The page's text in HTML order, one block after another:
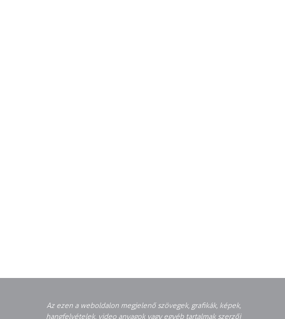
Az ezen a weboldalon megjelenő szövegek, grafikák, képek,
hangfelvételek, video anyagok vagy egyéb tartalmak szerzői